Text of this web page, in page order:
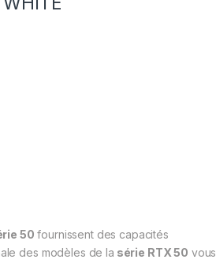
50 fournissent des capacités
des modèles de la série RTX 50 vous